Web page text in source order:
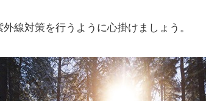
線対策を行うように心掛けましょう。